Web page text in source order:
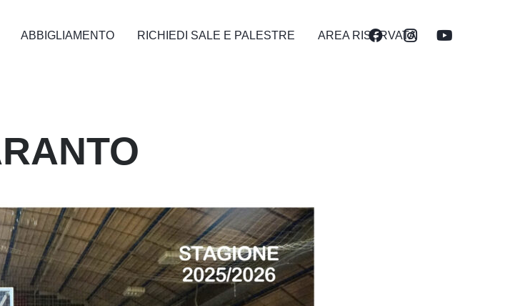
ABBIGLIAMENTO RICHIEDI SALE E PALESTRE AREA RISERVATA